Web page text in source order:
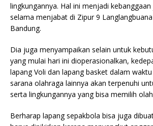
lingkungannya. Hal ini menjadi
selama menjabat di Zipur 9
Bandung.
Dia juga menyampaikan selain untuk
yang mulai hari ini dioperasionalkan,
lapang Voli dan lapang basket dalam
sarana olahraga lainnya akan terpenuhi
serta lingkungannya yang bisa memilih
Berharap lapang sepakbola bisa juga